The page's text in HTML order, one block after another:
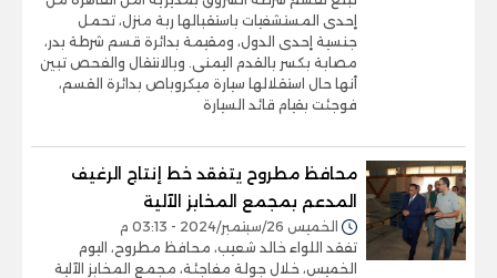
إحدى المستشفيات باستقبالها ربة منزل، تحمل
جنسية إحدى الدول، ومقيمة بدائرة قسم شرطة بدر،
مصابة بكسر بالقدم اليمنى. وبالانتقال والفحص تبين
أنها حال استقلالها سيارة ميكروباص بدائرة القسم،
فوجئت بقيام قائد السيارة
محافظ مطروح يتفقد خط إنتاج الرغيف
المدعم بمجمع المخابز الآلية
الخميس 26/سبتمبر/2024 - 03:13 م
تفقد اللواء خالد شعيب، محافظ مطروح، اليوم
الخميس، خلال جولة مفاجئة، مجمع المخابز الآلية